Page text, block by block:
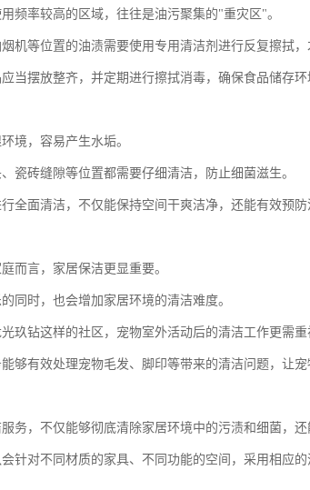
频率较高的区域，往往是油污聚集的"重灾区"。
机等位置的油渍需要使用专用清洁剂进行反复擦拭，
当摆放整齐，并定期进行擦拭消毒，确保食品储存环
境，容易产生水垢。
瓷砖缝隙等位置都需要仔细清洁，防止细菌滋生。
全面清洁，不仅能保持空间干爽洁净，还能有效预防
而言，家居保洁更显重要。
同时，也会增加家居环境的清洁难度。
玖钻这样的社区，宠物室外活动后的清洁工作更需重
够有效处理宠物毛发、脚印等带来的清洁问题，让宠
务，不仅能够彻底清除家居环境中的污渍和细菌，
针对不同材质的家具、不同功能的空间，采用相应